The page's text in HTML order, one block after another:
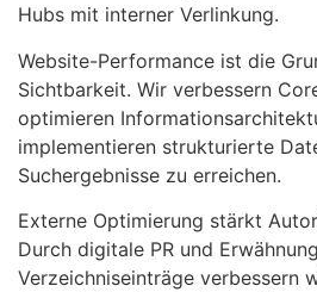
Hubs mit interner Verlinkung.
Website-Performance ist die
Sichtbarkeit. Wir verbessern
optimieren
implementieren strukturierte
Suchergebnisse zu erreichen.
Externe Optimierung stärkt
Durch digitale PR und
Verzeichniseinträge verbessern